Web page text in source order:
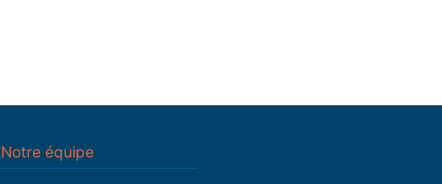
Notre équipe